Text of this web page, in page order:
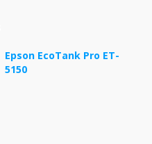
Epson EcoTank Pro ET-
5150